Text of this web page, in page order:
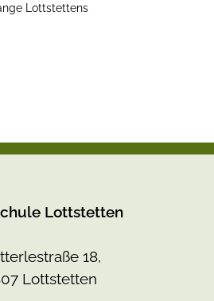
Lottstettens
Lottstetten
18,
Lottstetten